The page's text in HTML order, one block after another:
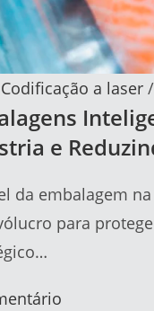
Codificação a laser /
e
da embalagem
para